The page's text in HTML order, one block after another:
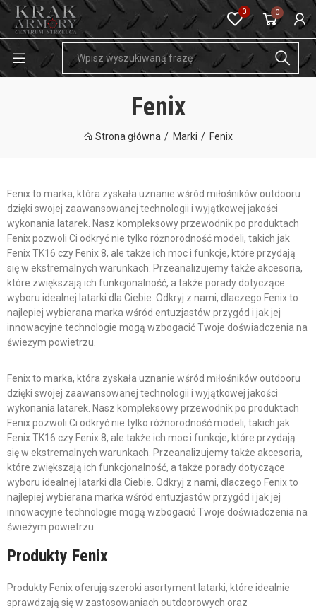
0 0
Fenix
Strona główna Marki Fenix
Fenix to marka, która zyskała uznanie wśród miłośników outdooru
dzięki swojej zaawansowanej technologii i wyjątkowej jakości
wykonania latarek. Nasz kompleksowy przewodnik po produktach
Fenix pozwoli Ci odkryć nie tylko różnorodność modeli, takich jak
Fenix TK16 czy Fenix 8, ale także ich moc i funkcje, które przydają
się w ekstremalnych warunkach. Przeanalizujemy także akcesoria,
które zwiększają ich funkcjonalność, a także porady dotyczące
wyboru idealnej latarki dla Ciebie. Odkryj z nami, dlaczego Fenix to
najlepiej wybierana marka wśród entuzjastów przygód i jak jej
innowacyjne technologie mogą wzbogacić Twoje doświadczenia na
świeżym powietrzu.
Fenix to marka, która zyskała uznanie wśród miłośników outdooru
dzięki swojej zaawansowanej technologii i wyjątkowej jakości
wykonania latarek. Nasz kompleksowy przewodnik po produktach
Fenix pozwoli Ci odkryć nie tylko różnorodność modeli, takich jak
Fenix TK16 czy Fenix 8, ale także ich moc i funkcje, które przydają
się w ekstremalnych warunkach. Przeanalizujemy także akcesoria,
które zwiększają ich funkcjonalność, a także porady dotyczące
wyboru idealnej latarki dla Ciebie. Odkryj z nami, dlaczego Fenix to
najlepiej wybierana marka wśród entuzjastów przygód i jak jej
innowacyjne technologie mogą wzbogacić Twoje doświadczenia na
świeżym powietrzu.
Produkty Fenix
Produkty Fenix oferują szeroki asortyment latarki, które idealnie
sprawdzają się w zastosowaniach outdoorowych oraz